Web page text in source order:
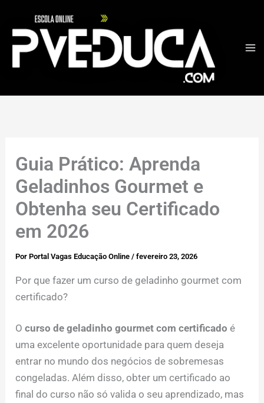
Guia Prático: Aprenda
Geladinhos Gourmet e
Obtenha seu Certificado
em 2026
PorPortal Vagas Educação Online/fevereiro 23, 2026
Por que fazer um curso de geladinho gourmet com
certificado?
Ocurso de geladinho gourmet com certificado é
uma excelente oportunidade para quem deseja
entrar no mundo dos negócios de sobremesas
congeladas. Além disso, obter um certificado ao
final do curso não só valida o seu aprendizado, mas